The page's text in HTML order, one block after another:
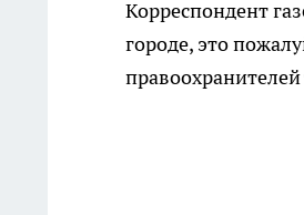
Корреспондент
городе, это